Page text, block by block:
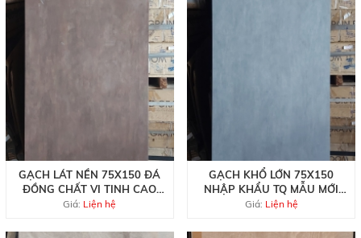
GẠCH LÁT NỀN 75X150 ĐÁ
ĐỒNG CHẤT VI TINH CAO
CẤP
Giá: Liện hệ
GẠCH KHỔ LỚN 75X150
NHẬP KHẨU TQ MẪU MỚI
ĐẸP RẺ
Giá: Liện hệ